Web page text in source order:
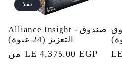
نفذ
Alliance Insight - صندوق
التعزيز (24 عبوة)
السعرمن LE 4,375.00 EGP